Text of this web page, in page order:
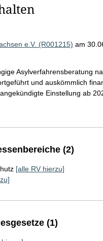
e.V. (R001215) am
Asylverfahrensberatung
und auskömmlich
Einstellung ab
(2)
[alle RV hierzu]
(1)